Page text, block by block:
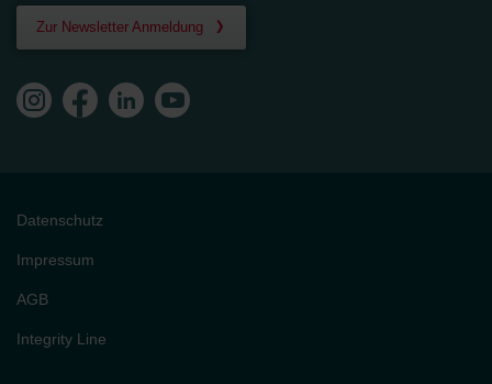
Zur Newsletter Anmeldung
Datenschutz
Impressum
AGB
Integrity Line